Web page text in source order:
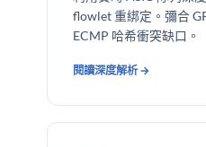
flowlet 重綁定。彌合
ECMP 哈希衝突缺口。
閱讀深度解析 →